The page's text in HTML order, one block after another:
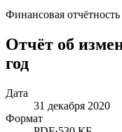
Финансовая отчётность
Отчёт об
год
Дата
31 декабря 2020
Формат